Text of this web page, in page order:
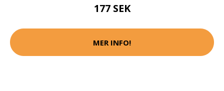
177 SEK
MER INFO!